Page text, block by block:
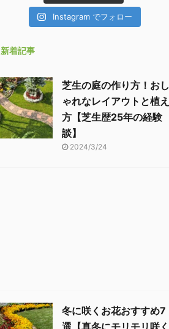
Instagram でフォロー
新着記事
芝生の庭の作り方！おし
ゃれなレイアウトと植え
方【芝生歴25年の経験
談】
2024/3/24
冬に咲くお花おすすめ7
選【真冬にモリモリ咲く